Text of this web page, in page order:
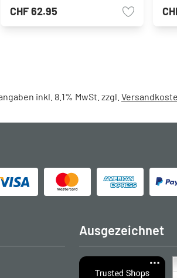
CHF 62.95
inkl. 8.1% MwSt. zzgl.
Ausgezeichnet